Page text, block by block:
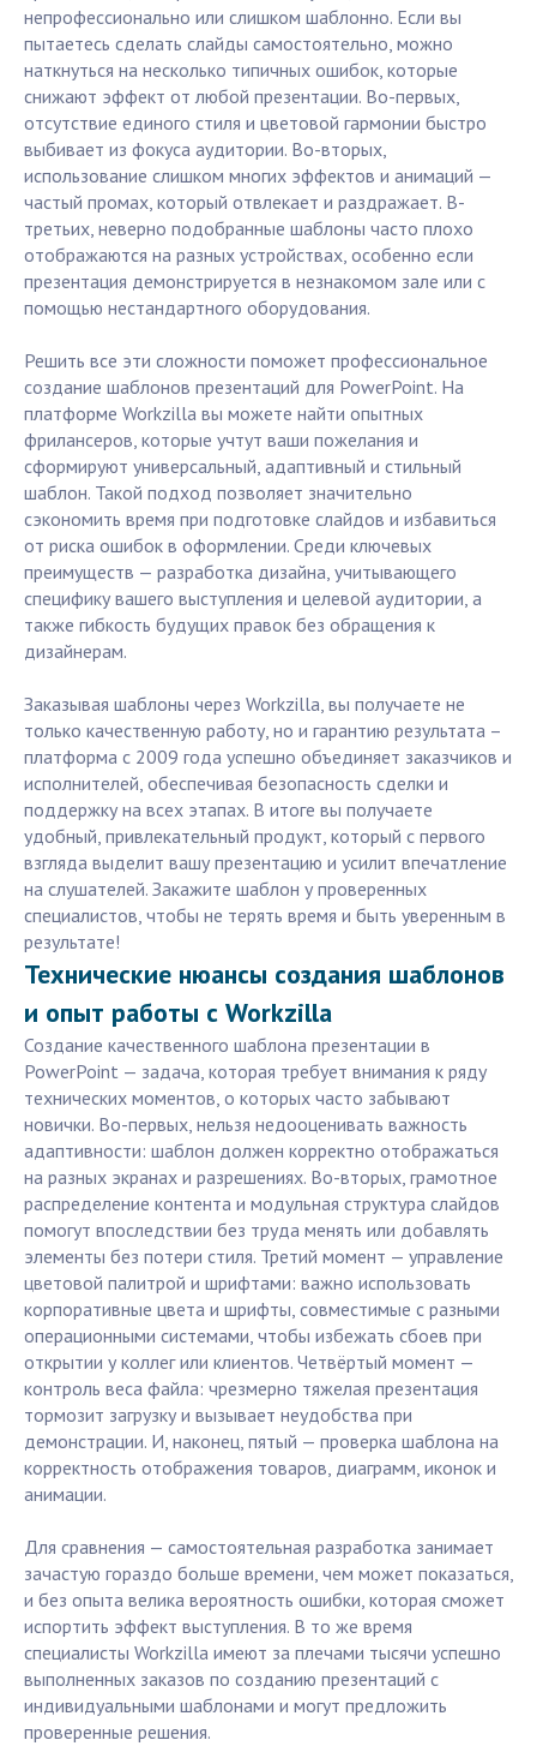
непрофессионально или слишком шаблонно. Если вы
пытаетесь сделать слайды самостоятельно, можно
наткнуться на несколько типичных ошибок, которые
снижают эффект от любой презентации. Во-первых,
отсутствие единого стиля и цветовой гармонии быстро
выбивает из фокуса аудитории. Во-вторых,
использование слишком многих эффектов и анимаций —
частый промах, который отвлекает и раздражает. В-
третьих, неверно подобранные шаблоны часто плохо
отображаются на разных устройствах, особенно если
презентация демонстрируется в незнакомом зале или с
помощью нестандартного оборудования.
Решить все эти сложности поможет профессиональное
создание шаблонов презентаций для PowerPoint. На
платформе Workzilla вы можете найти опытных
фрилансеров, которые учтут ваши пожелания и
сформируют универсальный, адаптивный и стильный
шаблон. Такой подход позволяет значительно
сэкономить время при подготовке слайдов и избавиться
от риска ошибок в оформлении. Среди ключевых
преимуществ — разработка дизайна, учитывающего
специфику вашего выступления и целевой аудитории, а
также гибкость будущих правок без обращения к
дизайнерам.
Заказывая шаблоны через Workzilla, вы получаете не
только качественную работу, но и гарантию результата –
платформа с 2009 года успешно объединяет заказчиков и
исполнителей, обеспечивая безопасность сделки и
поддержку на всех этапах. В итоге вы получаете
удобный, привлекательный продукт, который с первого
взгляда выделит вашу презентацию и усилит впечатление
на слушателей. Закажите шаблон у проверенных
специалистов, чтобы не терять время и быть уверенным в
результате!
Технические нюансы создания шаблонов
и опыт работы с Workzilla
Создание качественного шаблона презентации в
PowerPoint — задача, которая требует внимания к ряду
технических моментов, о которых часто забывают
новички. Во-первых, нельзя недооценивать важность
адаптивности: шаблон должен корректно отображаться
на разных экранах и разрешениях. Во-вторых, грамотное
распределение контента и модульная структура слайдов
помогут впоследствии без труда менять или добавлять
элементы без потери стиля. Третий момент — управление
цветовой палитрой и шрифтами: важно использовать
корпоративные цвета и шрифты, совместимые с разными
операционными системами, чтобы избежать сбоев при
открытии у коллег или клиентов. Четвёртый момент —
контроль веса файла: чрезмерно тяжелая презентация
тормозит загрузку и вызывает неудобства при
демонстрации. И, наконец, пятый — проверка шаблона на
корректность отображения товаров, диаграмм, иконок и
анимации.
Для сравнения — самостоятельная разработка занимает
зачастую гораздо больше времени, чем может показаться,
и без опыта велика вероятность ошибки, которая сможет
испортить эффект выступления. В то же время
специалисты Workzilla имеют за плечами тысячи успешно
выполненных заказов по созданию презентаций с
индивидуальными шаблонами и могут предложить
проверенные решения.